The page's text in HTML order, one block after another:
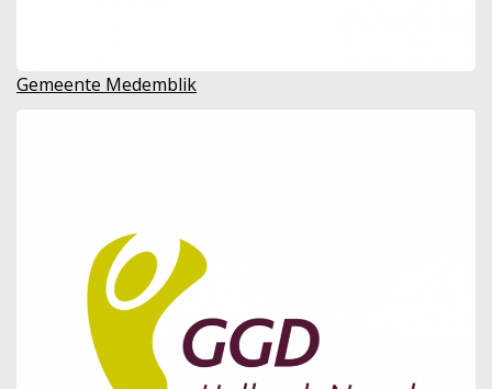
Gemeente Medemblik